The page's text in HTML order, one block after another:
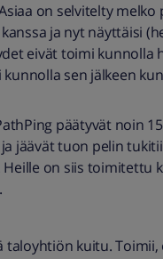
on selvitelty melko
ja nyt näyttäisi
eivät toimi kunnolla
sen jälkeen
päätyvät noin
jäävät tuon pelin
on siis toimitettu
kuitu.